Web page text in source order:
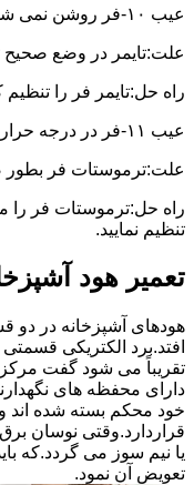
عیب ۱۰-فر روشن نمی شود.
علت:تایمر در وضع صحیح
راه حل:تایمر فر را تنظیم
عیب ۱۱-فر در درجه حرارت تنظیم شده نگهداری نمی شود.
علت:ترموستات فر بطور
راه حل:ترموستات فر را
تنظیم نمایید.
تعمیر هود
هودهای آشپزخانه در دو
افتد.برد الکتریکی
تقریباً می شود گفت
دارای محفظه های
خود محکم بسته شده اند
قراردارد.وقتی نوسان
یا نیم سوز می گردد.که
تعویض آن نمود.